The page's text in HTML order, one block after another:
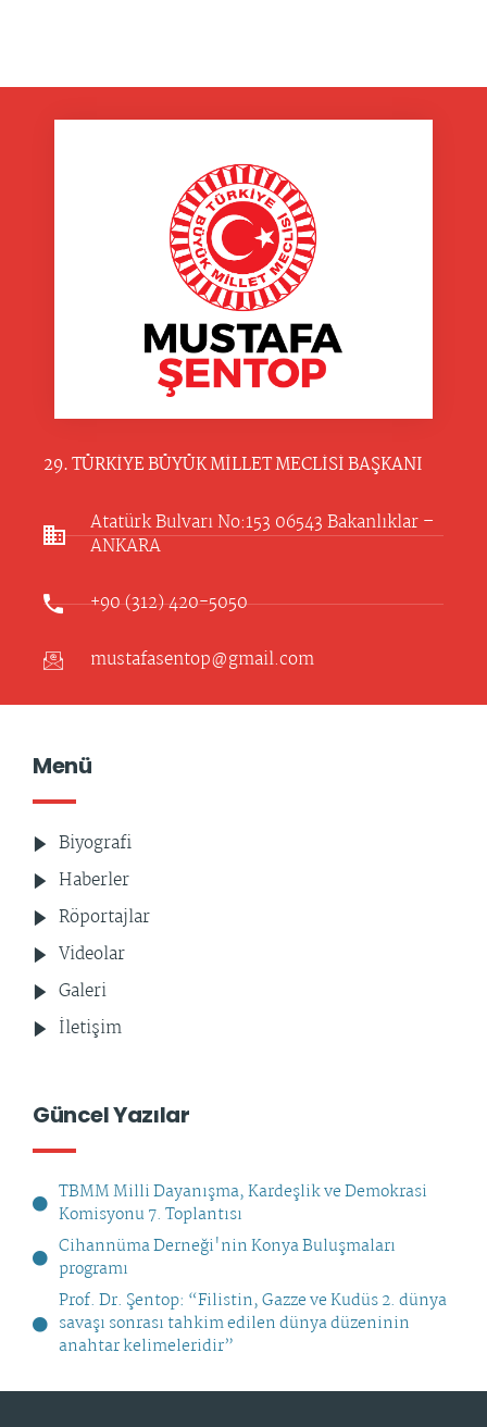
29. TÜRKİYE BÜYÜK MİLLET MECLİSİ BAŞKANI
Atatürk Bulvarı No:153 06543 Bakanlıklar –
ANKARA​
+90 (312) 420-5050
mustafasentop@gmail.com
Menü
Biyografi
Haberler
Röportajlar
Videolar
Galeri
İletişim
Güncel Yazılar
TBMM Milli Dayanışma, Kardeşlik ve Demokrasi
Komisyonu 7. Toplantısı
Cihannüma Derneği'nin Konya Buluşmaları
programı
Prof. Dr. Şentop: “Filistin, Gazze ve Kudüs 2. dünya
savaşı sonrası tahkim edilen dünya düzeninin
anahtar kelimeleridir”